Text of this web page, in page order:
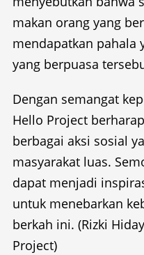
makan orang yang
mendapatkan pahala
yang berpuasa
Dengan semangat
Hello Project
berbagai aksi sosial
masyarakat luas.
dapat menjadi
untuk menebarkan
berkah ini. (Rizki
Project)